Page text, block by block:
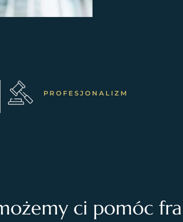
PROFESJONALIZM
ci pomóc